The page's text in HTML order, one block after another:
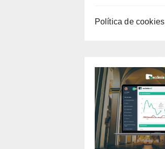
Política de cookies